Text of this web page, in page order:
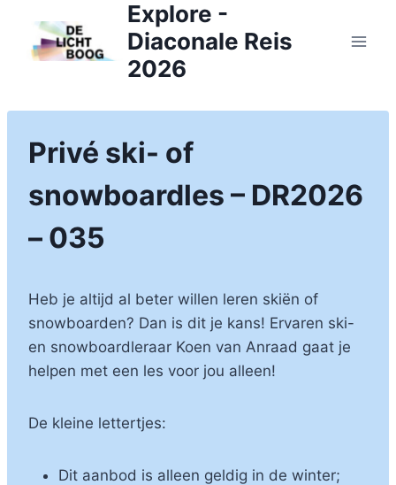
inhoud
Explore -
Diaconale Reis
2026
Privé ski- of
snowboardles – DR2026
– 035
Heb je altijd al beter willen leren skiën of
snowboarden? Dan is dit je kans! Ervaren ski-
en snowboardleraar Koen van Anraad gaat je
helpen met een les voor jou alleen!
De kleine lettertjes:
Dit aanbod is alleen geldig in de winter;